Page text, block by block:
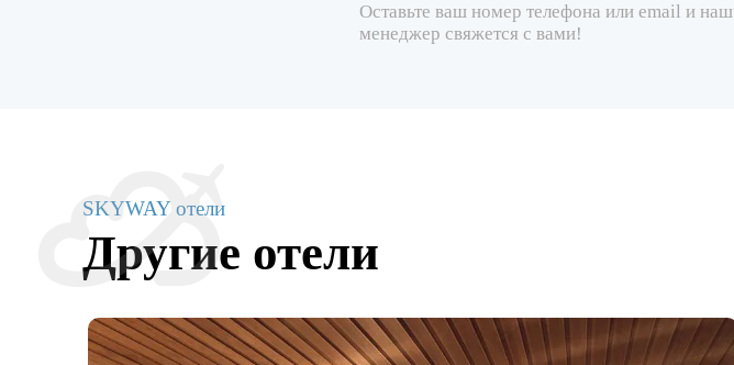
Оставьте ваш номер телефона или email и наш
менеджер свяжется с вами!
SKYWAY отели
Другие отели